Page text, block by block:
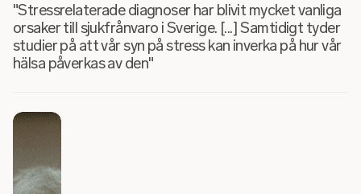
"Stressrelaterade diagnoser har blivit mycket vanliga
orsaker till sjukfrånvaro i Sverige. [...] Samtidigt tyder
studier på att vår syn på stress kan inverka på hur vår
hälsa påverkas av den"